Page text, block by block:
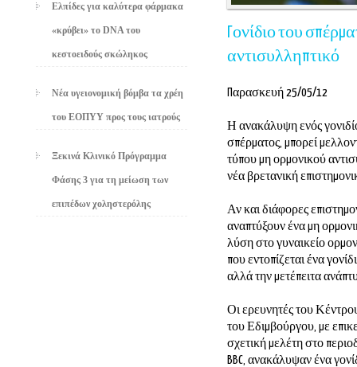
Ελπίδες για καλύτερα φάρμακα
«κρύβει» το DNA του
κεστοειδούς σκώληκος
Νέα υγειονομική βόμβα τα χρέη
του ΕΟΠΥΥ προς τους ιατρούς
Ξεκινά Κλινικό Πρόγραμμα
Φάσης 3 για τη μείωση των
επιπέδων χοληστερόλης
Γονίδιο του
αντισυλληπτικό
Παρασκευή 25/05/12
Η ανακάλυψη ενός
σπέρματος, μπορεί
τύπου μη ορμονικού
νέα βρετανική
Αν και διάφορες
αναπτύξουν ένα μη
λύση στο γυναικείο
που εντοπίζεται ένα
αλλά την μετέπειτα
Οι ερευνητές του
του Εδιμβούργου, με
σχετική μελέτη στο
BBC, ανακάλυψαν ένα